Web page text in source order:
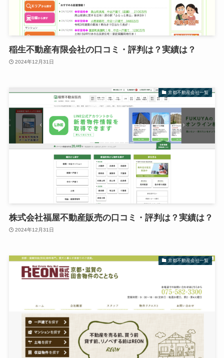
稲生不動産有限会社の口コミ・評判は？実績は？
2024年12月31日
京都不動産会社一覧
株式会社福屋不動産販売の口コミ・評判は？実績は？
2024年12月31日
京都不動産会社一覧